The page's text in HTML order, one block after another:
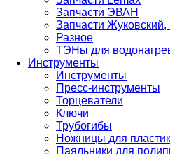
Запчасти ЭВАН
Запчасти
Разное
ТЭНы для
Инструменты
Инструменты
Пресс-инструменты
Торцеватели
Ключи
Трубогибы
Ножницы для
Паяльники для